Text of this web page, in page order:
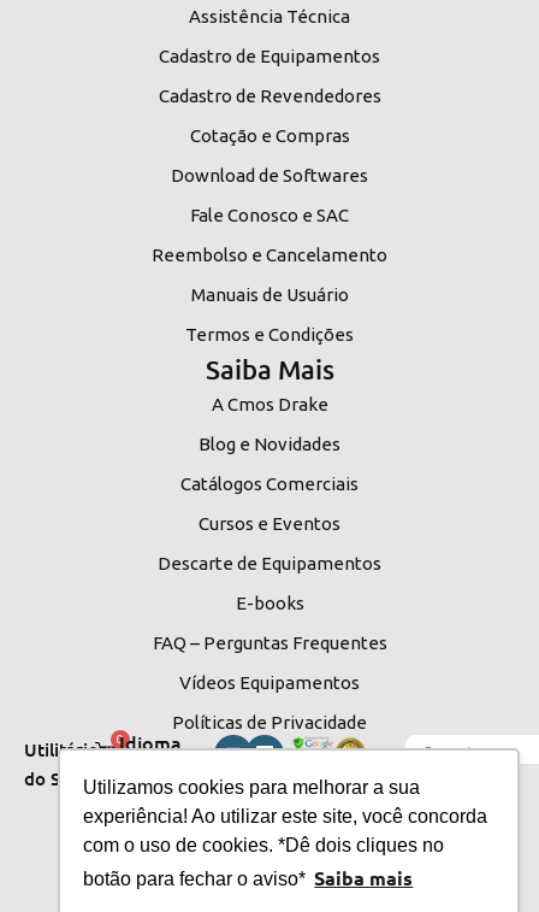
Utilizamos cookies para melhorar a sua
experiência! Ao utilizar este site, você concorda
com o uso de cookies. *Dê dois cliques no
botão para fechar o aviso* Saiba mais
Assistência Técnica
Cadastro de Equipamentos
Cadastro de Revendedores
Cotação e Compras
Download de Softwares
Fale Conosco e SAC
Reembolso e Cancelamento
Manuais de Usuário
Termos e Condições
Saiba Mais
A Cmos Drake
Blog e Novidades
Catálogos Comerciais
Cursos e Eventos
Descarte de Equipamentos
E-books
FAQ – Perguntas Frequentes
Vídeos Equipamentos
Políticas de Privacidade
Utilitários
do Site
0Idioma
do Site